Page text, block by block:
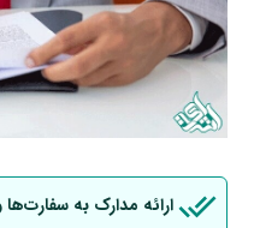
ارائه مدارک به